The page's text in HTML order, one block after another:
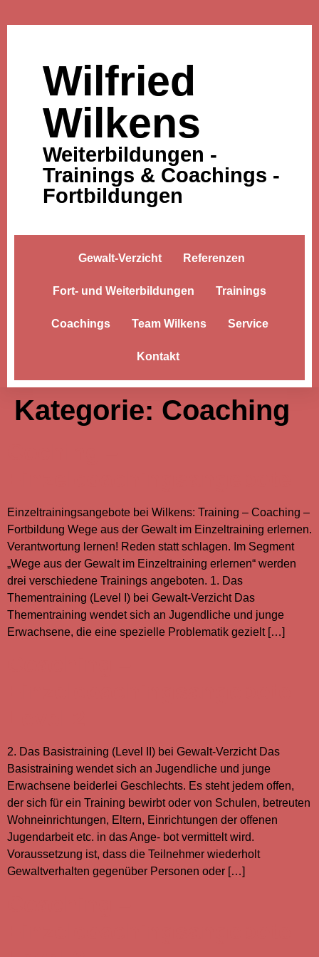
Wilfried
Wilkens
Weiterbildungen -
Trainings & Coachings -
Fortbildungen
Gewalt-Verzicht Referenzen
Fort- und Weiterbildungen Trainings
Coachings Team Wilkens Service
Kontakt
Kategorie: Coaching
Einzeltrainingsangebote bei Wilkens: Training – Coaching –
Fortbildung Wege aus der Gewalt im Einzeltraining erlernen.
Verantwortung lernen! Reden statt schlagen. Im Segment
„Wege aus der Gewalt im Einzeltraining erlernen“ werden
drei verschiedene Trainings angeboten. 1. Das
Thementraining (Level I) bei Gewalt-Verzicht Das
Thementraining wendet sich an Jugendliche und junge
Erwachsene, die eine spezielle Problematik gezielt […]
2. Das Basistraining (Level II) bei Gewalt-Verzicht Das
Basistraining wendet sich an Jugendliche und junge
Erwachsene beiderlei Geschlechts. Es steht jedem offen,
der sich für ein Training bewirbt oder von Schulen, betreuten
Wohneinrichtungen, Eltern, Einrichtungen der offenen
Jugendarbeit etc. in das Ange- bot vermittelt wird.
Voraussetzung ist, dass die Teilnehmer wiederholt
Gewaltverhalten gegenüber Personen oder […]